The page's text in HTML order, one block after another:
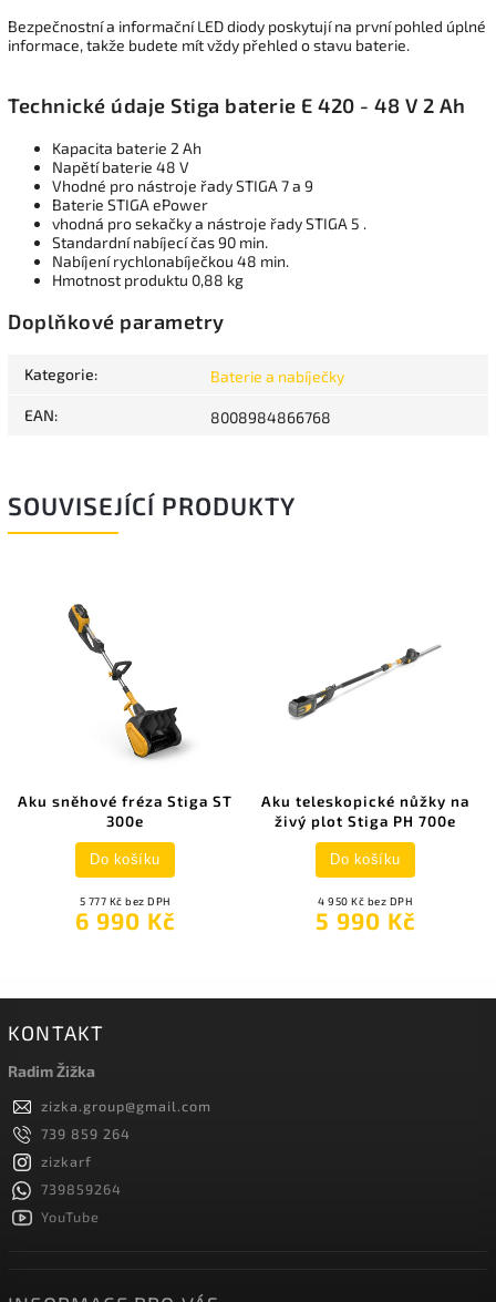
Bezpečnostní a informační LED diody poskytují na první pohled úplné
informace, takže budete mít vždy přehled o stavu baterie.
Technické údaje Stiga baterie E 420 - 48 V 2 Ah
Kapacita baterie 2 Ah
Napětí baterie 48 V
Vhodné pro nástroje řady STIGA 7 a 9
Baterie STIGA ePower
vhodná pro sekačky a nástroje řady STIGA 5 .
Standardní nabíjecí čas 90 min.
Nabíjení rychlonabíječkou 48 min.
Hmotnost produktu 0,88 kg
Doplňkové parametry
Kategorie: Baterie a nabíječky
EAN: 8008984866768
SOUVISEJÍCÍ PRODUKTY
Aku sněhové fréza Stiga ST
300e
5 777 Kč bez DPH
6 990 Kč
Do košíku
Aku teleskopické nůžky na
živý plot Stiga PH 700e
4 950 Kč bez DPH
5 990 Kč
Do košíku
KONTAKT
Radim Žižka
zizka.group@gmail.com
739 859 264
zizkarf
739859264
YouTube